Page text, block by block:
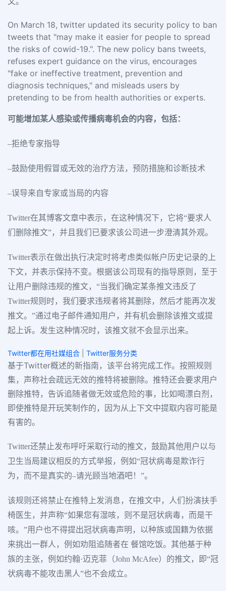
On March 18, twitter updated its security policy to ban
tweets that "may make it easier for people to spread
the risks of cowid-19.". The new policy bans tweets,
refuses expert guidance on the virus, encourages
"fake or ineffective treatment, prevention and
diagnosis techniques," and misleads users by
pretending to be from health authorities or experts.
可能增加某人感染或传播病毒机会的内容，包括：
–拒绝专家指导
–鼓励使用假冒或无效的治疗方法，预防措施和诊断技术
–误导来自专家或当局的内容
Twitter在其博客文章中表示，在这种情况下，它将“要求人
们删除推文”，并且我们已要求该公司进一步澄清其外观。
Twitter表示在做出执行决定时将考虑类似帐户历史记录的上
下文，并表示保持不变。根据该公司现有的指导原则，至于
让用户删除违规的推文，“当我们确定某条推文违反了
Twitter规则时，我们要求违规者将其删除，然后才能再次发
推文。”通过电子邮件通知用户，并有机会删除该推文或提
起上诉。发生这种情况时，该推文就不会显示出来。
Twitter都在用社媒组合 Twitter服务分类
基于Twitter概述的新指南，该平台将完成工作。按照规则
集，声称社会疏远无效的推特将被删除。推特还会要求用户
删除推特，告诉追随者做无效或危险的事，比如喝漂白剂，
即使推特是开玩笑制作的，因为从上下文中提取内容可能是
有害的。
Twitter还禁止发布呼吁采取行动的推文，鼓励其他用户以与
卫生当局建议相反的方式举报，例如“冠状病毒是欺诈行
为，而不是真实的–请光顾当地酒吧！”。
该规则还将禁止在推特上发消息，在推文中，人们扮演扶手
椅医生，并声称“如果您有湿咳，则不是冠状病毒，而是干
咳。”用户也不得提出冠状病毒声明，以种族或国籍为依据
来挑出一群人，例如劝阻追随者在 餐馆吃饭。其他基于种
族的主张，例如约翰·迈克菲（John McAfee）的推文，即“冠
状病毒不能攻击黑人”也不会成立。